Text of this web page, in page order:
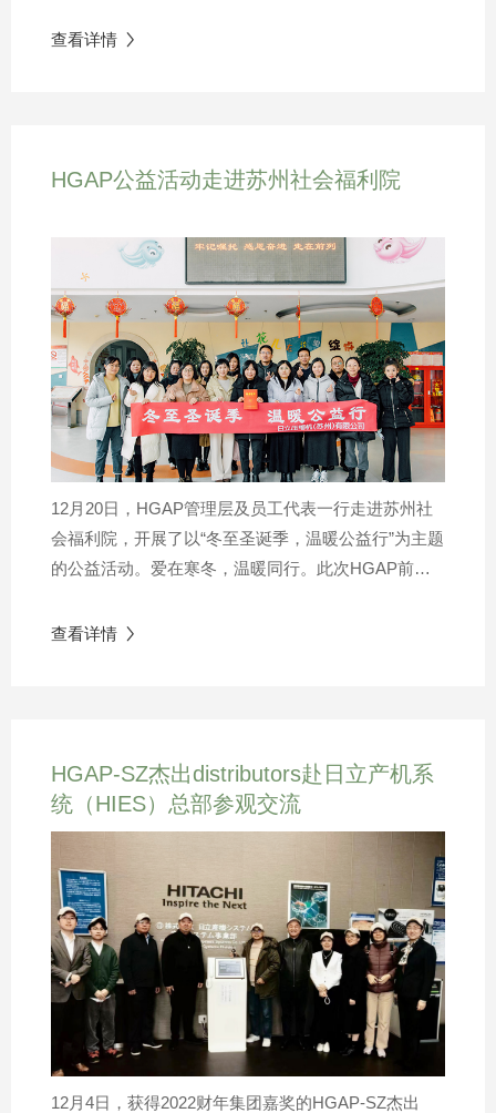
集团质量主题精神，成功举办了相关质量活动。本场
工厂安全生产筑牢防线。在工厂日常生产中，因量具
储方式、不当或无序的放置位置不仅增加了管理时间
和成本的浪费，还存在潜在的安全风险。对此，
HGAP苏州工厂针对检具管理打造的质量月活动，从
意识和行动方方面面为工厂人员贡献出宝贵一课。从
开始的检具无序放置、量具数量不清晰、存在安全隐
患，到如今的所有检具量具定点放置、标签统一标识
清晰、整理清单方便管理、非预期损毁大幅减少，整
个HGAP苏州工厂的质量管理状况焕然一新。这不仅
带来了成本的节约，更将安全生产贯彻到工厂的每个
细节中，使质量管理体系更加完善。对于每一位
HGAP员工来说，质量在心中，更在每一天。我们将
共同努力，以严苛质量准则要求自己，以SQDC的原
查看详情 
HGAP公益活动走进苏州社会福利院
12月20日，HGAP管理层及员工代表一行走进苏州社
会福利院，开展了以“冬至圣诞季，温暖公益行”为主题
的公益活动。爱在寒冬，温暖同行。此次HGAP前往
力，更为小朋友们准备了惊喜的圣诞节礼物和互动活
一份子，HGAP长期以来积极践行企业社会责任，以
更多的公益活动回馈社会，传播正能量弘扬使命感。
HGAP-SZ的高级HR经理Grace Gong表示：“未来我们
将继续以多样化的活动形式来推动和弘扬HGAP-
SZ&SSAI的企业社会责任，塑造更优秀的品牌形象，
为通过不断的努力为员工和商业合作伙伴带来积极的
影响，并希望以此带动更多人更多企业投身公益，将
爱洒满人间。”
查看详情 
HGAP-SZ杰出distributors赴日立产机系
统（HIES）总部参观交流
12月4日，获得2022财年集团嘉奖的HGAP-SZ杰出